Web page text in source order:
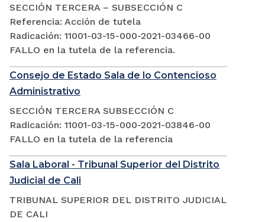
SECCIÓN TERCERA – SUBSECCIÓN C
Referencia: Acción de tutela
Radicación: 11001-03-15-000-2021-03466-00
FALLO en la tutela de la referencia.
Consejo de Estado Sala de lo Contencioso
Administrativo
SECCIÓN TERCERA SUBSECCIÓN C
Radicación: 11001-03-15-000-2021-03846-00
FALLO en la tutela de la referencia
Sala Laboral - Tribunal Superior del Distrito
Judicial de Cali
TRIBUNAL SUPERIOR DEL DISTRITO JUDICIAL
DE CALI